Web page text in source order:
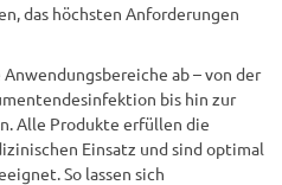
das höchsten Anforderungen
ab – von der
bis hin zur
Alle Produkte erfüllen die
Einsatz und sind optimal
So lassen sich